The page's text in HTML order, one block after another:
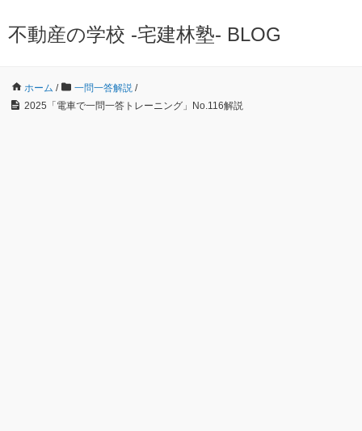
不動産の学校 -宅建林塾- BLOG
ホーム / 一問一答解説 /
2025「電車で一問一答トレーニング」No.116解説